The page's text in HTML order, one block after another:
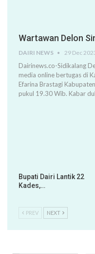
Wartawan Delon
DAIRI NEWS 29 Dec
Dairinews.co-Sidikalang
media online bertugas di
Efarina Brastagi
pukul 19.30 Wib. Kabar
Bupati Dairi Lantik 22
Kades,…
PREV NEXT